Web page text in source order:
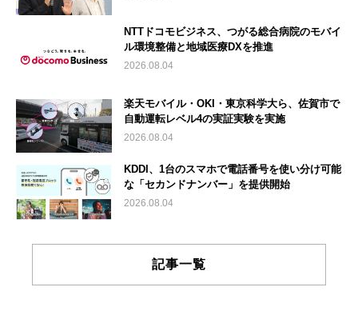
NTTドコモビジネス、つがる総合病院のモバイ
ル環境整備と地域医療DXを推進
2026.08.04
楽天モバイル・OKI・東京科学大ら、佐賀市で
自動運転レベル4の実証実験を実施
2026.08.04
KDDI、1台のスマホで電話番号を使い分け可能
な「セカンドナンバー」を提供開始
2026.08.04
記事一覧